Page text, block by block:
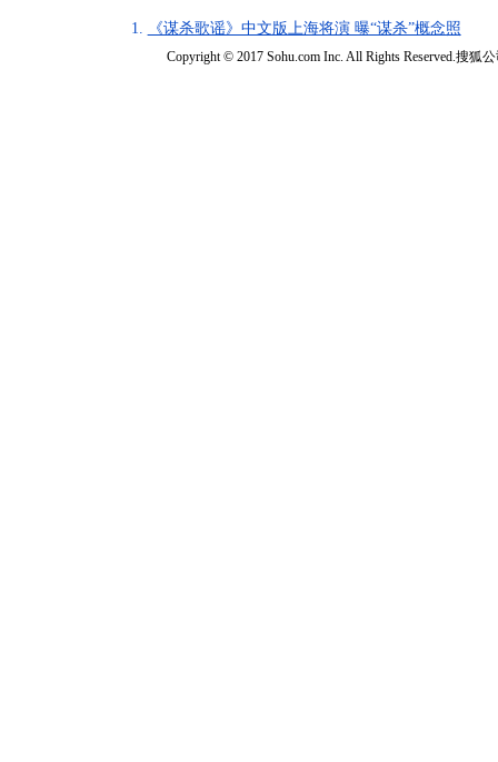
1. 《谋杀歌谣》中文版上海将演 曝“谋杀”概念照
Copyright © 2017 Sohu.com Inc. All Rights Reserved.搜狐